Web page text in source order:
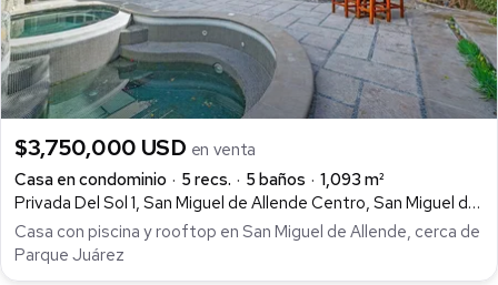
$3,750,000 USD en venta
Casa en condominio
5 recs. 5 baños
1,093 m²
Privada Del Sol 1, San Miguel de Allende Centro, San Miguel de Allende
Casa con piscina y rooftop en San Miguel de Allende, cerca de
Parque Juárez